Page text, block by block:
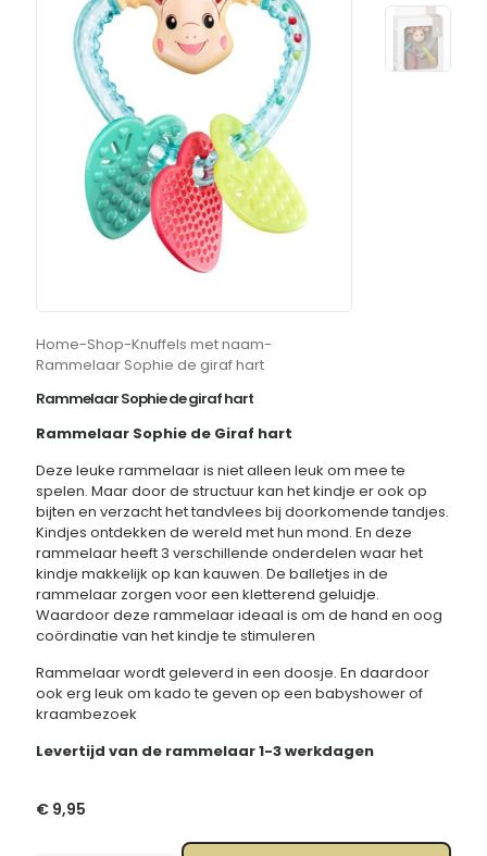
Home-Shop-Knuffels met naam-
Rammelaar Sophie de giraf hart
Rammelaar Sophie de giraf hart
Rammelaar Sophie de Giraf hart
Deze leuke rammelaar is niet alleen leuk om mee te
spelen. Maar door de structuur kan het kindje er ook op
bijten en verzacht het tandvlees bij doorkomende tandjes.
Kindjes ontdekken de wereld met hun mond. En deze
rammelaar heeft 3 verschillende onderdelen waar het
kindje makkelijk op kan kauwen. De balletjes in de
rammelaar zorgen voor een kletterend geluidje.
Waardoor deze rammelaar ideaal is om de hand en oog
coördinatie van het kindje te stimuleren
Rammelaar wordt geleverd in een doosje. En daardoor
ook erg leuk om kado te geven op een babyshower of
kraambezoek
Levertijd van de rammelaar 1-3 werkdagen
€ 9,95